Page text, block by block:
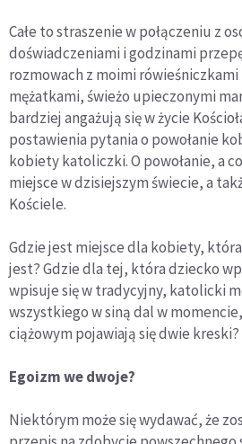
Całe to straszenie w połączeniu z
doświadczeniami i godzinami
rozmowach z moimi
mężatkami, świeżo upieczonymi
bardziej angażują się w życie
postawienia pytania o powołanie
kobiety katoliczki. O powołanie, a
miejsce w dzisiejszym świecie, a
Kościele.
Gdzie jest miejsce dla kobiety,
jest? Gdzie dla tej, która dziecko
wpisuje się w tradycyjny, katolicki
wszystkiego w siną dal w
ciążowym pojawiają się dwie kreski?
Egoizm we dwoje?
Niektórym może się wydawać, że